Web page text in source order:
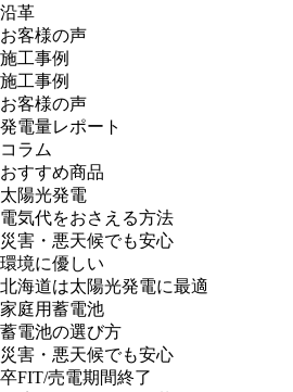
沿革
お客様の声
施工事例
施工事例
お客様の声
発電量レポート
コラム
おすすめ商品
太陽光発電
電気代をおさえる方法
災害・悪天候でも安心
環境に優しい
北海道は太陽光発電に最適
家庭用蓄電池
蓄電池の選び方
災害・悪天候でも安心
卒FIT/売電期間終了